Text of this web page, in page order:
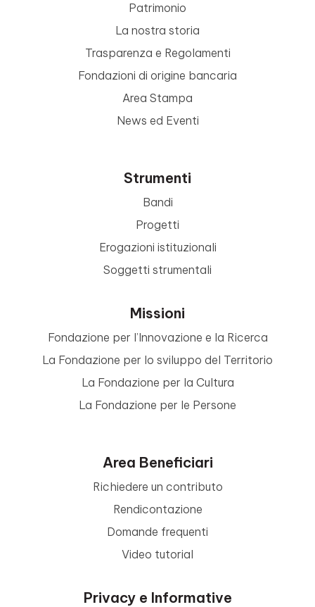
Patrimonio
La nostra storia
Trasparenza e Regolamenti
Fondazioni di origine bancaria
Area Stampa
News ed Eventi
Strumenti
Bandi
Progetti
Erogazioni istituzionali
Soggetti strumentali
Missioni
Fondazione per l’Innovazione e la Ricerca
La Fondazione per lo sviluppo del Territorio
La Fondazione per la Cultura
La Fondazione per le Persone
Area Beneficiari
Richiedere un contributo
Rendicontazione
Domande frequenti
Video tutorial
Privacy e Informative